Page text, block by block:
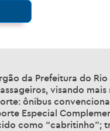
da Prefeitura do
visando
ônibus
Especial
como “cabritinho”;